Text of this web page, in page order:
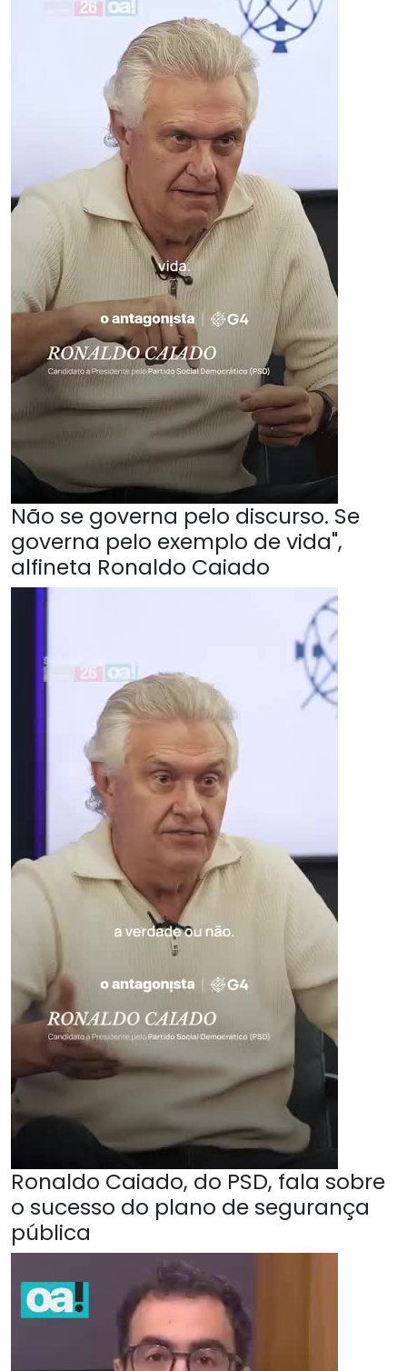
Não se governa pelo discurso. Se
governa pelo exemplo de vida",
alfineta Ronaldo Caiado
Ronaldo Caiado, do PSD, fala sobre
o sucesso do plano de segurança
pública